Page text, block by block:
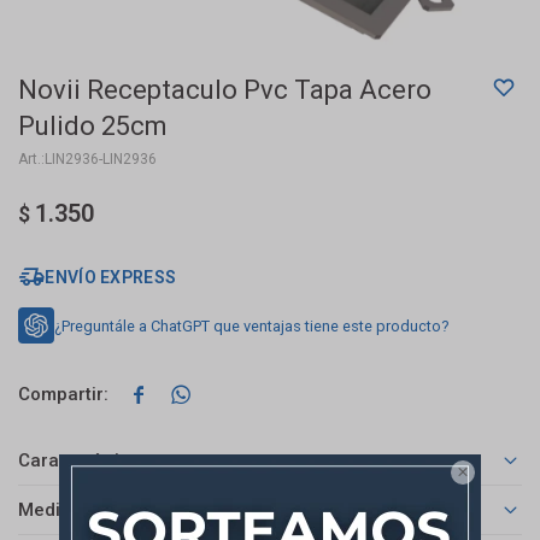

Novii Receptaculo Pvc Tapa Acero
Pulido 25cm
LIN2936-LIN2936
$ 1.350
ENVÍO EXPRESS
¿Preguntále a ChatGPT que ventajas tiene este producto?
 
Características
Medios de pago